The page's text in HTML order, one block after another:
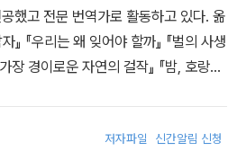
Motor Show> 지에 신차 소
트랙 경주의 역사를 집필 중이다.
했고 전문 번역가로 활동하고 있다. 옮
』 『우리는 왜 잊어야 할까』 『벌의 사생
장 경이로운 자연의 걸작』 『밤, 호랑이
저자파일 신간알림 신청